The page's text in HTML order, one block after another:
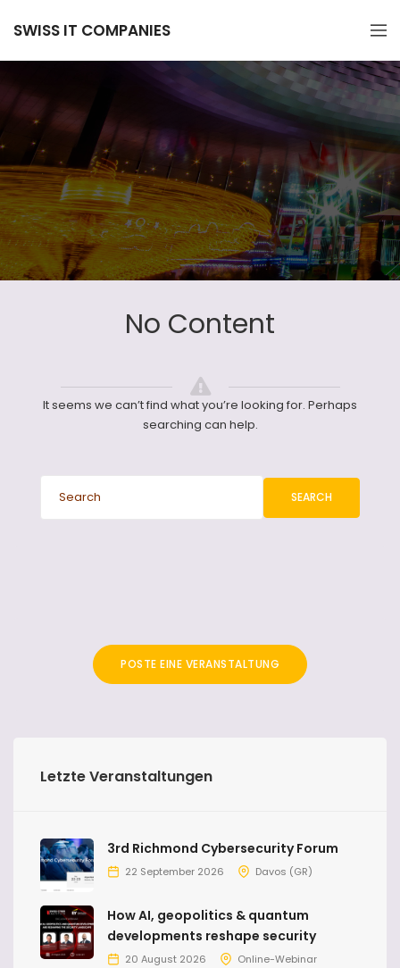
SWISS IT COMPANIES
No Content
It seems we can’t find what you’re looking for. Perhaps
searching can help.
SEARCH
POSTE EINE VERANSTALTUNG
Letzte Veranstaltungen
3rd Richmond Cybersecurity Forum
22 September 2026 Davos (GR)
How AI, geopolitics & quantum
developments reshape security
20 August 2026 Online-Webinar